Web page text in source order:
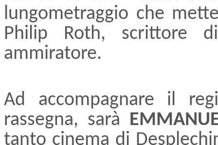
lungometraggio che
Philip Roth, scrittore
ammiratore.
Ad accompagnare il
rassegna, sarà
tanto cinema di